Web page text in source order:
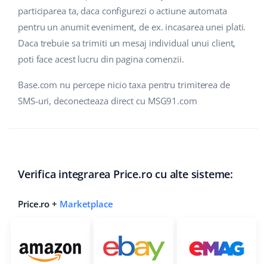
participarea ta, daca configurezi o actiune automata
pentru un anumit eveniment, de ex. incasarea unei plati.
Daca trebuie sa trimiti un mesaj individual unui client,
poti face acest lucru din pagina comenzii.
Base.com nu percepe nicio taxa pentru trimiterea de
SMS-uri, deconecteaza direct cu MSG91.com
Verifica integrarea Price.ro cu alte sisteme:
Price.ro + Marketplace